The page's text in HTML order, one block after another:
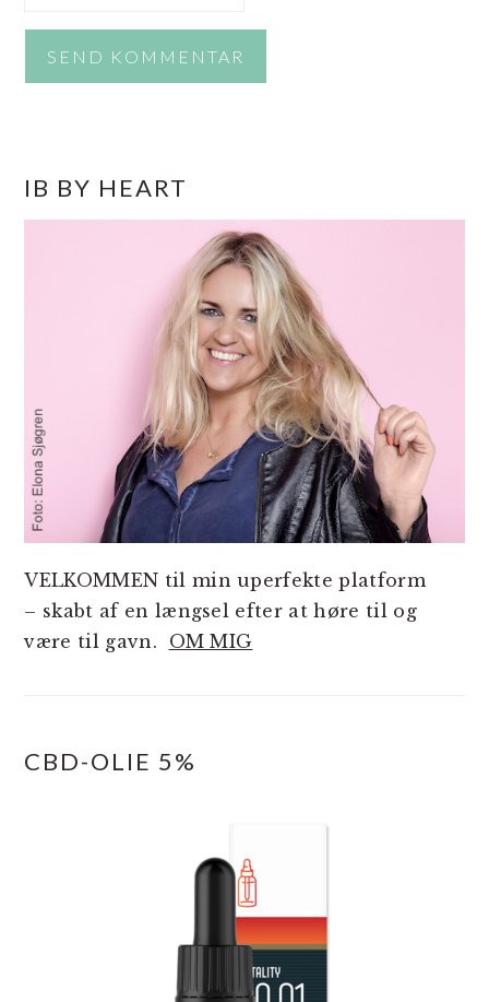
SIDEBAR
IB BY HEART
VELKOMMEN til min uperfekte platform
– skabt af en længsel efter at høre til og
være til gavn. OM MIG
CBD-OLIE 5%